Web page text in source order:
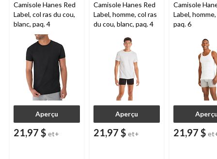
Camisole Hanes Red
Label, col ras du cou,
blanc, paq. 4
Aperçu
21,97 $ et+
Camisole Hanes Red
Label, homme, col ras
du cou, blanc, paq. 4
Aperçu
21,97 $ et+
Camisole
Label,
paq. 6
21,97 $